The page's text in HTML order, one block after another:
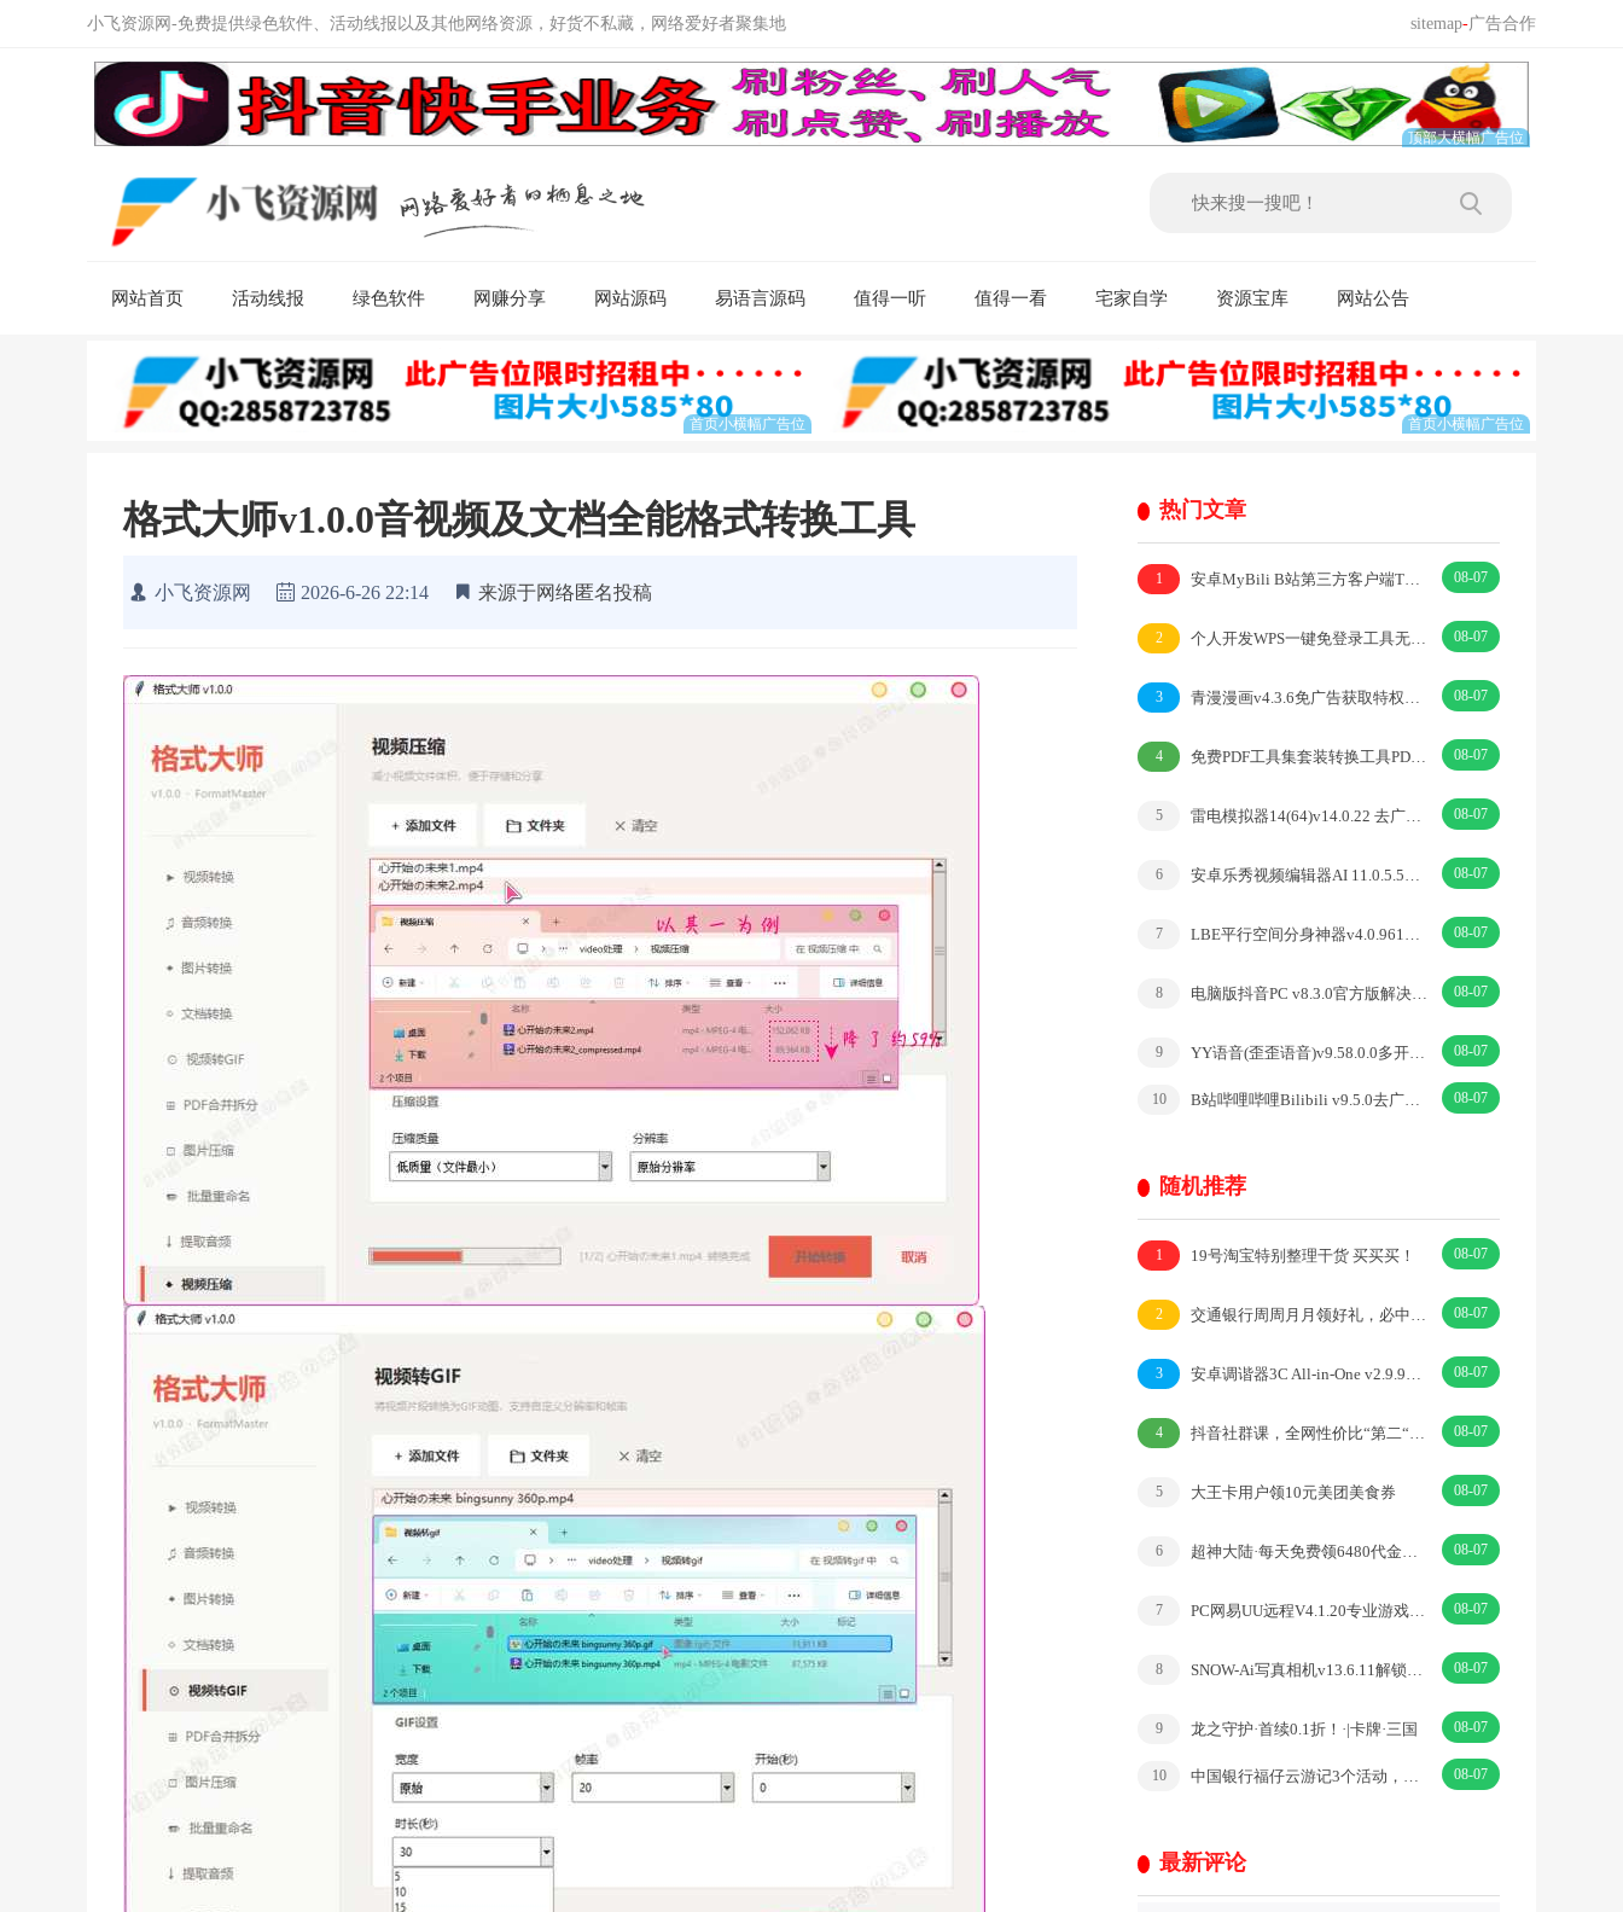
小飞资源网-免费提供绿色软件、活动线报以及其他网络资源，好货不私藏，网络爱好者聚集地 sitemap-广告合作
网站首页 活动线报 绿色软件 网赚分享 网站源码 易语言源码 值得一听 值得一看 宅家自学 资源宝库 网站公告
格式大师v1.0.0音视频及文档全能格式转换工具
小飞资源网 2026-6-26 22:14 来源于网络匿名投稿
热门文章
1 安卓MyBili B站第三方客户端TV版v1.6.9 08-07
2 个人开发WPS一键免登录工具无需登录账号 08-07
3 青漫漫画v4.3.6免广告获取特权重制修复版 08-07
4 免费PDF工具集套装转换工具PDFgear v2.1.18 08-07
5 雷电模拟器14(64)v14.0.22 去广告绿色纯净版 08-07
6 安卓乐秀视频编辑器AI 11.0.5.5去广告解锁VIP版 08-07
7 LBE平行空间分身神器v4.0.9612解锁vip专业版 08-07
8 电脑版抖音PC v8.3.0官方版解决网页切换烦恼 08-07
9 YY语音(歪歪语音)v9.58.0.0多开去广告绿色版 08-07
10 B站哔哩哔哩Bilibili v9.5.0去广告内置漫游模块版 08-07
随机推荐
1 19号淘宝特别整理干货 买买买！ 08-07
2 交通银行周周月月领好礼，必中0.5-18元立减金 08-07
3 安卓调谐器3C All-in-One v2.9.9高级专业版 08-07
4 抖音社群课，全网性价比“第二“的抖音工具实战课 08-07
5 大王卡用户领10元美团美食券 08-07
6 超神大陆·每天免费领6480代金券·|卡牌·三国 08-07
7 PC网易UU远程V4.1.20专业游戏远程工具 08-07
8 SNOW-Ai写真相机v13.6.11解锁VIP会员版 08-07
9 龙之守护·首续0.1折！·|卡牌·三国 08-07
10 中国银行福仔云游记3个活动，抽1-888元微信立减金 08-07
最新评论